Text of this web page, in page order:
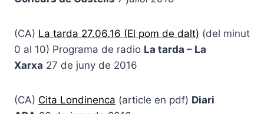
(CA) La tarda 27.06.16 (El pom de dalt) (del minut
0 al 10) Programa de radio La tarda – La
Xarxa 27 de juny de 2016
(CA) Cita Londinenca (article en pdf) Diari